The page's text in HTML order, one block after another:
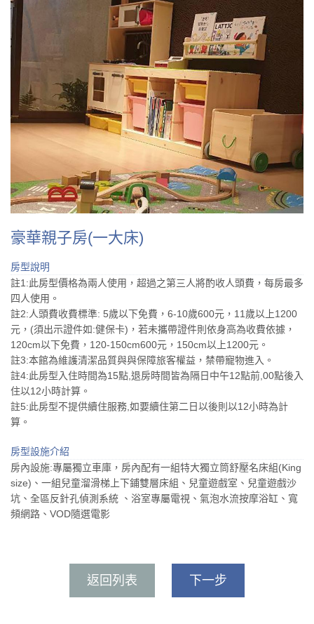
豪華親子房(一大床)
房型說明
註1:此房型價格為兩人使用，超過之第三人將酌收人頭費，每房最多
四人使用。
註2:人頭費收費標準: 5歲以下免費，6-10歲600元，11歲以上1200
元，(須出示證件如:健保卡)，若未攜帶證件則依身高為收費依據，
120cm以下免費，120-150cm600元，150cm以上1200元。
註3:本館為維護清潔品質與與保障旅客權益，禁帶寵物進入。
註4:此房型入住時間為15點,退房時間皆為隔日中午12點前,00點後入
住以12小時計算。
註5:此房型不提供續住服務,如要續住第二日以後則以12小時為計
算。
房型設施介紹
房內設施:專屬獨立車庫，房內配有一組特大獨立筒舒壓名床組(King
size)、一組兒童溜滑梯上下鋪雙層床組、兒童遊戲室、兒童遊戲沙
坑、全區反針孔偵測系統 、浴室專屬電視、氣泡水流按摩浴缸、寬
頻網路、VOD隨選電影
返回列表 下一步